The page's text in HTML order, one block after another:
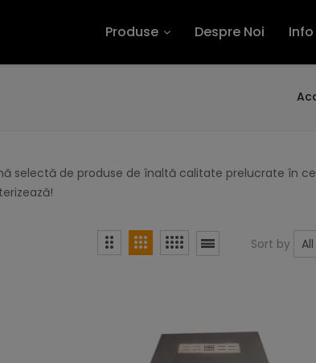
Produse Despre Noi
selectă de produse de înaltă calitate prelucrate în
Sort by All